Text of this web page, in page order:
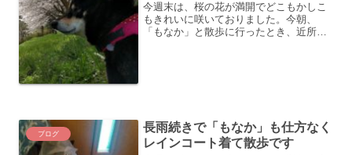
今週末は、桜の花が満開でどこもかしこ
もきれいに咲いておりました。今朝、
「もなか」と散歩に行ったとき、近所の
ブログ
長雨続きで「もなか」も仕方なく
レインコート着て散歩です